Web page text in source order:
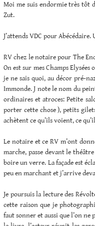
Moi me suis endormie très tôt
Zut.
J’attends VDC pour Abécédaire.
RV chez le notaire pour The
On est sur mes Champs
je ne sais quoi, au décor pré-
Immonde. J note le nom du
ordinaires et atroces: Petite
porter cette chose ), petits
achètent ce qu’ils voient, ce
Le notaire et ce RV m’ont
marche, passe devant le
boire un verre. La façade est
peu en marchant et j’arrive
Je poursuis la lecture des
cette raison que je
faut sonner et aussi que l’on ne